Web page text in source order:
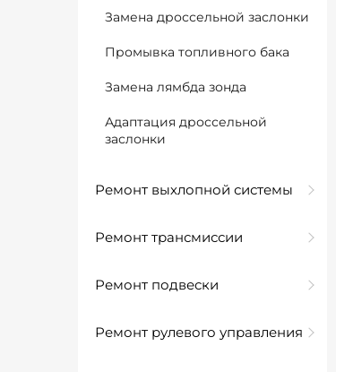
Замена дроссельной заслонки
Промывка топливного бака
Замена лямбда зонда
Адаптация дроссельной
заслонки
Ремонт выхлопной системы
Ремонт трансмиссии
Ремонт подвески
Ремонт рулевого управления